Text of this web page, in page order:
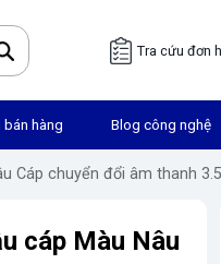
Tra cứu đơn
bán hàng Blog công nghệ
Cáp chuyển đổi âm thanh
cáp Màu Nâu